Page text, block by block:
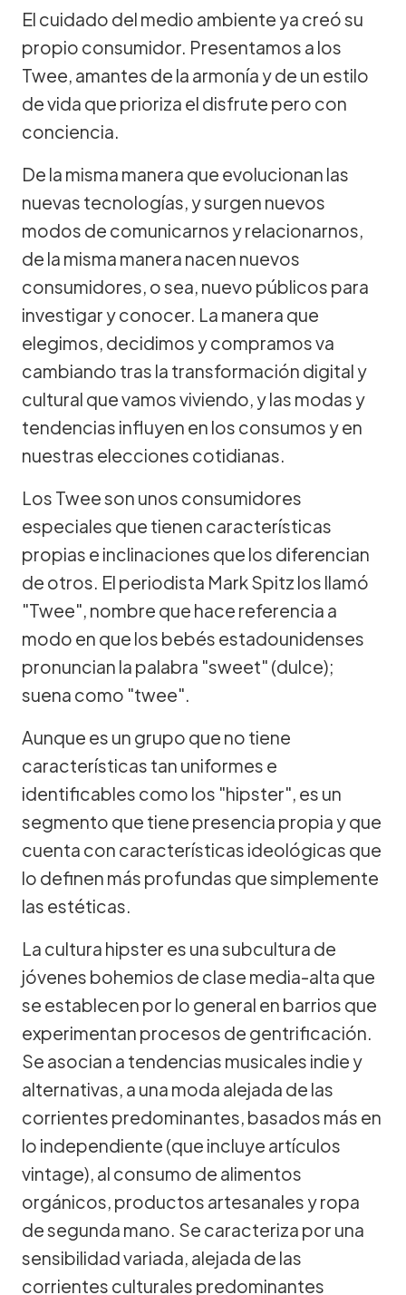
El cuidado del medio ambiente ya creó su
propio consumidor. Presentamos a los
Twee, amantes de la armonía y de un estilo
de vida que prioriza el disfrute pero con
conciencia.
De la misma manera que evolucionan las
nuevas tecnologías, y surgen nuevos
modos de comunicarnos y relacionarnos,
de la misma manera nacen nuevos
consumidores, o sea, nuevo públicos para
investigar y conocer. La manera que
elegimos, decidimos y compramos va
cambiando tras la transformación digital y
cultural que vamos viviendo, y las modas y
tendencias influyen en los consumos y en
nuestras elecciones cotidianas.
Los Twee son unos consumidores
especiales que tienen características
propias e inclinaciones que los diferencian
de otros. El periodista Mark Spitz los llamó
"Twee", nombre que hace referencia a
modo en que los bebés estadounidenses
pronuncian la palabra "sweet" (dulce);
suena como "twee".
Aunque es un grupo que no tiene
características tan uniformes e
identificables como los "hipster", es un
segmento que tiene presencia propia y que
cuenta con características ideológicas que
lo definen más profundas que simplemente
las estéticas.
La cultura hipster es una subcultura de
jóvenes bohemios de clase media-alta que
se establecen por lo general en barrios que
experimentan procesos de gentrificación.
Se asocian a tendencias musicales indie y
alternativas, a una moda alejada de las
corrientes predominantes, basados más en
lo independiente (que incluye artículos
vintage), al consumo de alimentos
orgánicos, productos artesanales y ropa
de segunda mano. Se caracteriza por una
sensibilidad variada, alejada de las
corrientes culturales predominantes